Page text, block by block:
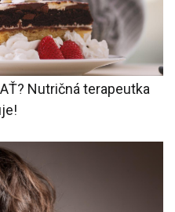
Nutričná terapeutka